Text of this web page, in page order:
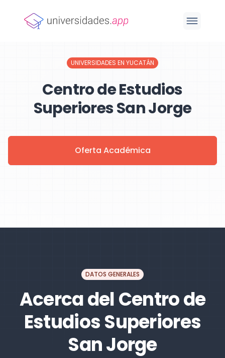
UNIVERSIDADES EN YUCATÁN
Centro de Estudios
Superiores San Jorge
Oferta Académica
DATOS GENERALES
Acerca del Centro de
Estudios Superiores
San Jorge